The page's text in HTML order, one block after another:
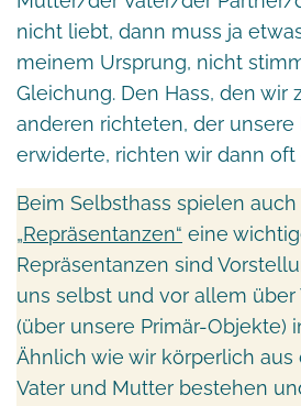
nicht liebt, dann muss ja
meinem Ursprung, nicht
Gleichung. Den Hass, den wir
anderen richteten, der
erwiderte, richten wir dann
Beim Selbsthass spielen
„Repräsentanzen“ eine
Repräsentanzen sind
uns selbst und vor allem
(über unsere Primär-Objekte)
Ähnlich wie wir körperlich aus
Vater und Mutter bestehen